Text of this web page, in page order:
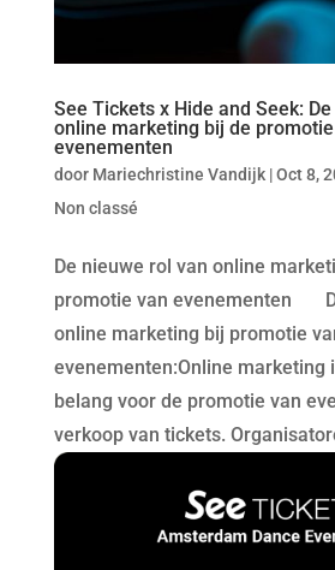
See Tickets x Hide and Seek:
online marketing bij de
evenementen
door Mariechristine Vandijk|Oct 8,
Non classé
De nieuwe rol van online
promotie van evenementen
online marketing bij promotie
evenementen:Online marketing
belang voor de promotie van
verkoop van tickets.